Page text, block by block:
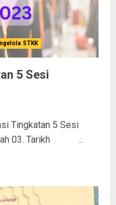
STKK
5 Sesi
Tingkatan 5 Sesi
03. Tarikh ...